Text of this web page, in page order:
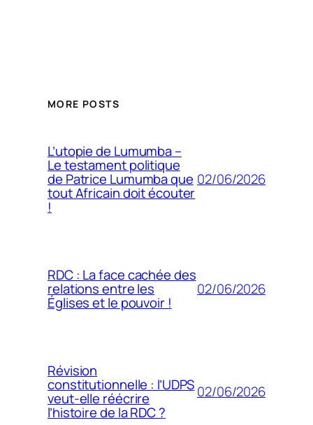
MORE POSTS
L’utopie de Lumumba –
Le testament politique
de Patrice Lumumba que
tout Africain doit écouter
!
02/06/2026
RDC : La face cachée des
relations entre les
Églises et le pouvoir !
02/06/2026
Révision
constitutionnelle : l’UDPS
veut-elle réécrire
l’histoire de la RDC ?
02/06/2026